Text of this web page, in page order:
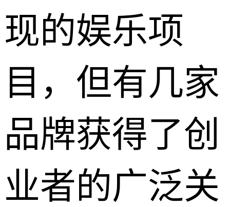
现的娱乐项
目，但有几家
品牌获得了创
业者的广泛关